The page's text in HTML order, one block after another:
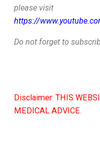
please visit
https://
Do not forget to
Disclaimer: THIS
MEDICAL ADVICE.